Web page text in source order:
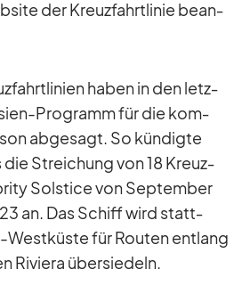
der Kreuz­fahrt­li­nie be­an­
ha­ben in den letz­
Pro­gramm für die kom­
ab­ge­sagt. So kün­digte
Strei­chung von 18 Kreuz­
Sol­stice von Sep­tem­ber
an. Das Schiff wird statt­
West­küste für Rou­ten ent­lang
Ri­viera über­sie­deln.